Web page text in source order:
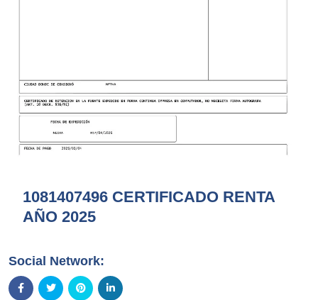
1081407496 CERTIFICADO RENTA
AÑO 2025
Social Network: